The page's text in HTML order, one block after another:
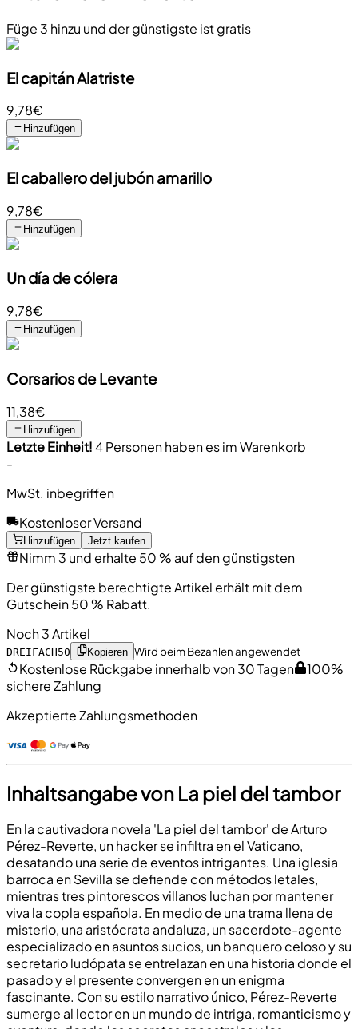
Füge 3 hinzu und der günstigste ist gratis
El capitán Alatriste
9,78€
Hinzufügen
El caballero del jubón amarillo
9,78€
Hinzufügen
Un día de cólera
9,78€
Hinzufügen
Corsarios de Levante
11,38€
Hinzufügen
Letzte Einheit!4 Personen haben es im Warenkorb
-
MwSt. inbegriffen
Kostenloser Versand
Hinzufügen Jetzt kaufen
Nimm 3 und erhalte 50 % auf den günstigsten
Der günstigste berechtigte Artikel erhält mit dem
Gutschein 50 % Rabatt.
Noch 3 Artikel
DREIFACH50 Kopieren Wird beim Bezahlen angewendet
Kostenlose Rückgabe innerhalb von 30 Tagen
100%
sichere Zahlung
Akzeptierte Zahlungsmethoden
Inhaltsangabe von La piel del tambor
En la cautivadora novela 'La piel del tambor' de Arturo
Pérez-Reverte, un hacker se infiltra en el Vaticano,
desatando una serie de eventos intrigantes. Una iglesia
barroca en Sevilla se defiende con métodos letales,
mientras tres pintorescos villanos luchan por mantener
viva la copla española. En medio de una trama llena de
misterio, una aristócrata andaluza, un sacerdote-agente
especializado en asuntos sucios, un banquero celoso y su
secretario ludópata se entrelazan en una historia donde el
pasado y el presente convergen en un enigma
fascinante. Con su estilo narrativo único, Pérez-Reverte
sumerge al lector en un mundo de intriga, romanticismo y